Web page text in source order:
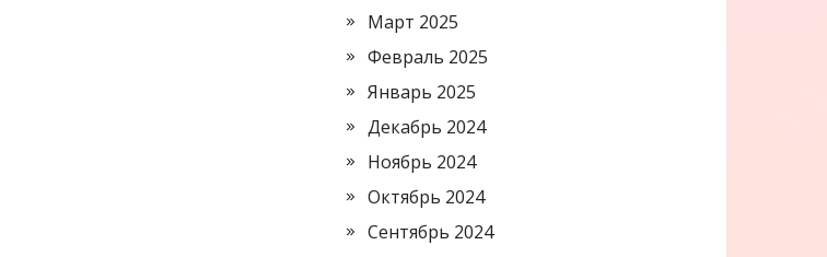
Март 2025
Февраль 2025
Январь 2025
Декабрь 2024
Ноябрь 2024
Октябрь 2024
Сентябрь 2024